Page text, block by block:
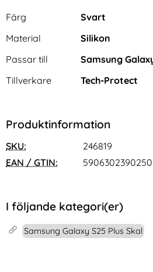
Egenskaper/attribut för denna
Attribut
Färg
Svart
Material
Silikon
Passar till
Samsung
Tillverkare
Tech-Protect
Produktinformation
SKU:
246819
EAN / GTIN:
5906302390250
I följande kategori(er)
Samsung Galaxy S25 Plus Skal